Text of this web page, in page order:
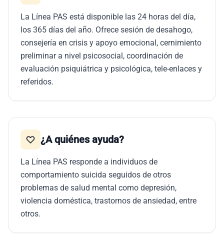
La Línea PAS está disponible las 24 horas del día,
los 365 días del año. Ofrece sesión de desahogo,
consejería en crisis y apoyo emocional, cernimiento
preliminar a nivel psicosocial, coordinación de
evaluación psiquiátrica y psicológica, tele-enlaces y
referidos.
¿A quiénes ayuda?
La Línea PAS responde a individuos de
comportamiento suicida seguidos de otros
problemas de salud mental como depresión,
violencia doméstica, trastornos de ansiedad, entre
otros.